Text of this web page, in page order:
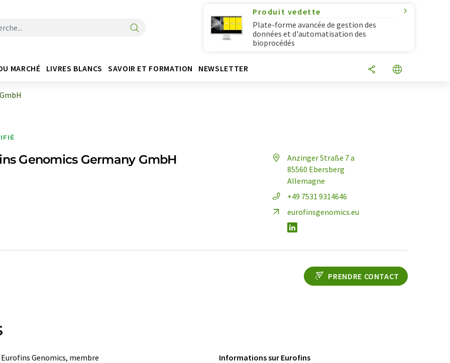
Produit vedette
Plate-forme avancée de gestion des
données et d'automatisation des
bioprocédés
MARCHÉ LIVRES BLANCS SAVOIR ET FORMATION NEWSLETTER
Genomics Germany GmbH
Anzinger Straße 7 a
85560 Ebersberg
Allemagne
+49 7531 9314646
eurofinsgenomics.eu
PRENDRE CONTACT
Genomics, membre
Informations sur Eurofins